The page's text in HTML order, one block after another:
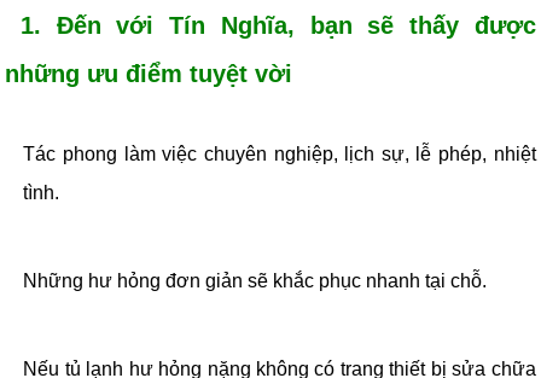
1. Đến với Tín Nghĩa, bạn sẽ thấy được
những ưu điểm tuyệt vời
Tác phong làm việc chuyên nghiệp, lịch sự, lễ phép, nhiệt
tình.
Những hư hỏng đơn giản sẽ khắc phục nhanh tại chỗ.
Nếu tủ lạnh hư hỏng nặng không có trang thiết bị sửa chữa